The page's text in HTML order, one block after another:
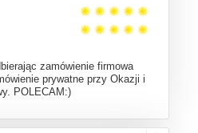
zamówienie firmowa
prywatne przy Okazji i
POLECAM:)